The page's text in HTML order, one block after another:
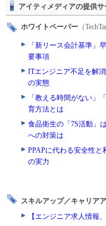
アイティメディアの提供サ
ホワイトペーパー （
「新リース会計基準」
要事項
ITエンジニア不足を解
の実態
「教える時間がない
育方法とは
食品衛生の「7S活動
への対策は
PPAPに代わる安全性
の実力
スキルアップ／キャリア
【エンジニア求人情報